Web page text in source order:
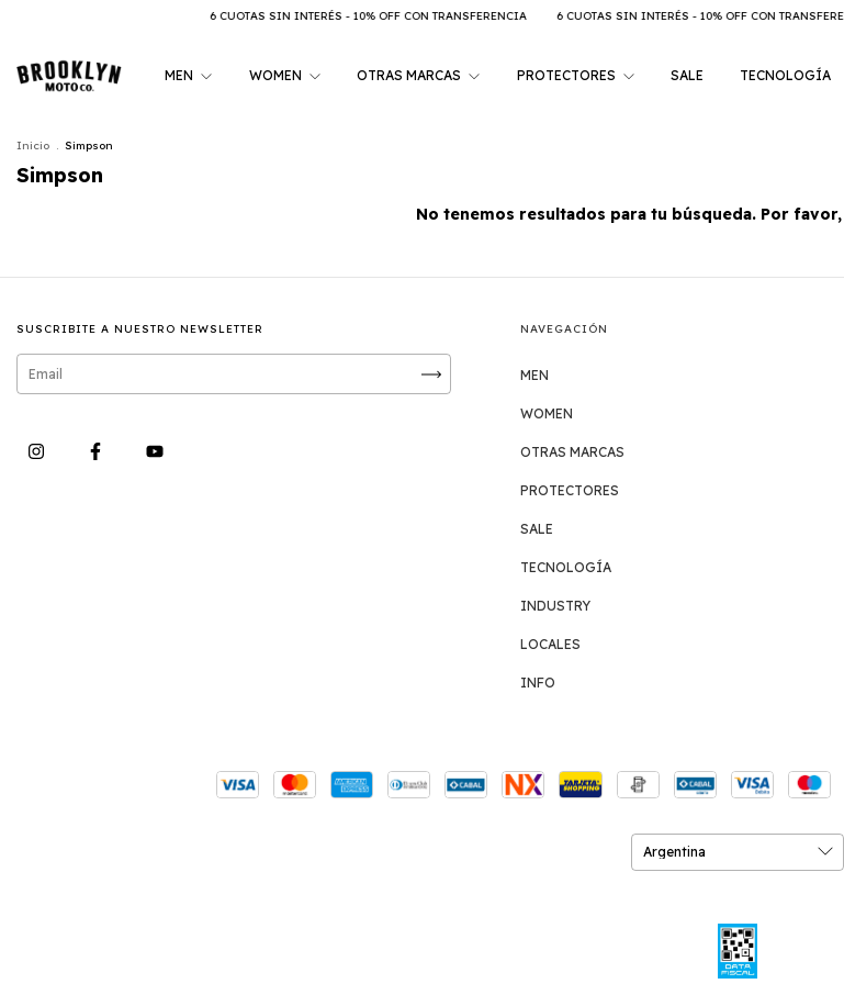
6 CUOTAS SIN INTERÉS - 10% OFF CON TRANSFERENCIA 6 CUOTAS SIN INTERÉS - 10% OFF CON
MEN WOMEN OTRAS MARCAS PROTECTORES SALE TECNOLOGÍA
Inicio . Simpson
Simpson
No tenemos resultados para tu búsqueda. Por
SUSCRIBITE A NUESTRO NEWSLETTER NAVEGACIÓN
MEN
WOMEN
OTRAS MARCAS
PROTECTORES
SALE
TECNOLOGÍA
INDUSTRY
LOCALES
INFO